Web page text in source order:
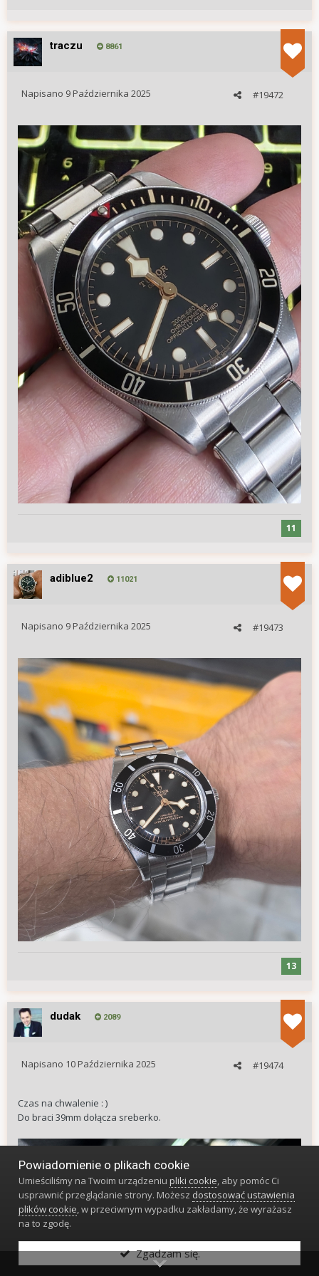
traczu 8861
#19472
Napisano 9 Października 2025
11
adiblue2 11021
#19473
Napisano 9 Października 2025
13
dudak 2089
#19474
Napisano 10 Października 2025
Czas na chwalenie : )
Do braci 39mm dołącza sreberko.
Powiadomienie o plikach cookie
Umieściliśmy na Twoim urządzeniupliki cookie, aby pomóc Ci
usprawnić przeglądanie strony. Możesz dostosować ustawienia
plików cookie, w przeciwnym wypadku zakładamy, że wyrażasz
na to zgodę.
Zgadzam się.